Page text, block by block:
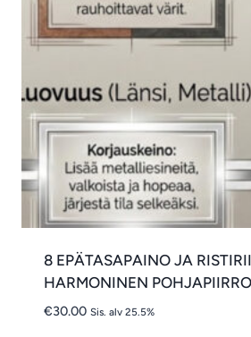
8 EPÄTASAPAINO JA
HARMONINEN
€30.00 Sis. alv 25.5%